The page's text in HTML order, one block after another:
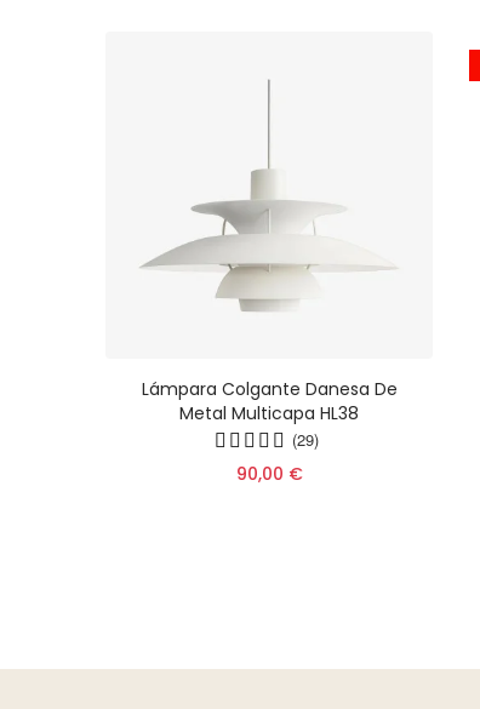
Lámpara Colgante Danesa De
Metal Multicapa HL38
(29)
90,00 €